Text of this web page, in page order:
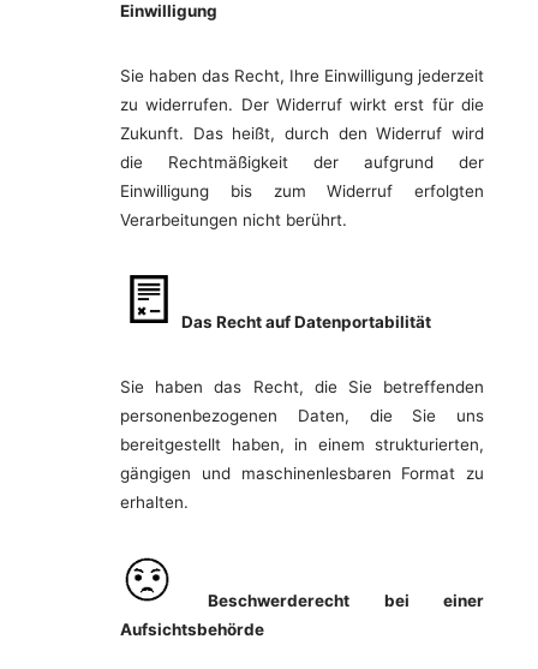
Einwilligung
Sie haben das Recht, Ihre Einwilligung jederzeit
zu widerrufen. Der Widerruf wirkt erst für die
Zukunft. Das heißt, durch den Widerruf wird
die Rechtmäßigkeit der aufgrund der
Einwilligung bis zum Widerruf erfolgten
Verarbeitungen nicht berührt.
Das Recht auf Datenportabilität
Sie haben das Recht, die Sie betreffenden
personenbezogenen Daten, die Sie uns
bereitgestellt haben, in einem strukturierten,
gängigen und maschinenlesbaren Format zu
erhalten.
Beschwerderecht bei einer
Aufsichtsbehörde